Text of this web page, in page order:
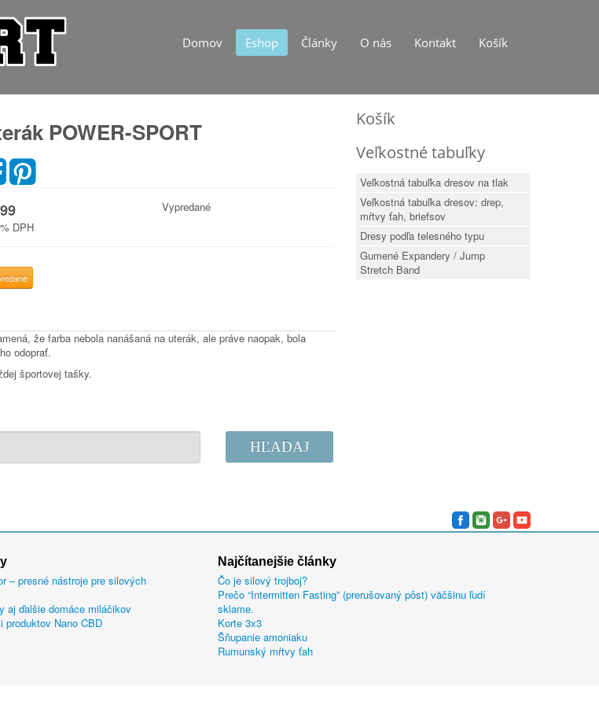
Domov Eshop Články O nás Kontakt Košík
POWER-SPORT
DPH
Vypredané
že farba nebola nanášaná na uterák, ale práve naopak, bola
odoprať.
športovej tašky.
HĽADAJ
Košík
Veľkostné tabuľky
Veľkostná tabuľka dresov na tlak
Veľkostná tabuľka dresov: drep,
mŕtvy ťah, briefsov
Dresy podľa telesného typu
Gumené Expandery / Jump
Stretch Band
– presné nástroje pre silových
aj ďalšie domáce miláčikov
produktov Nano CBD
Najčítanejšie články
Čo je silový trojboj?
Prečo “Intermitten Fasting” (prerušovaný pôst) väčšinu ľudí
sklame.
Korte 3x3
Šňupanie amoniaku
Rumunský mŕtvy ťah